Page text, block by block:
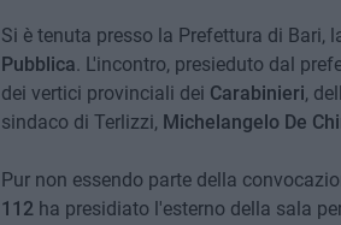
Si è tenuta presso la Prefettura di Bari,
Pubblica. L'incontro, presieduto dal
dei vertici provinciali dei Carabinieri,
sindaco di Terlizzi, Michelangelo De
​Pur non essendo parte della
112ha presidiato l'esterno della sala